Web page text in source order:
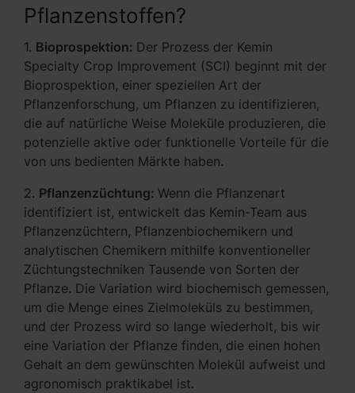
Pflanzenstoffen?
1. Bioprospektion: Der Prozess der Kemin
Specialty Crop Improvement (SCI) beginnt mit der
Bioprospektion, einer speziellen Art der
Pflanzenforschung, um Pflanzen zu identifizieren,
die auf natürliche Weise Moleküle produzieren, die
potenzielle aktive oder funktionelle Vorteile für die
von uns bedienten Märkte haben.
2. Pflanzenzüchtung: Wenn die Pflanzenart
identifiziert ist, entwickelt das Kemin-Team aus
Pflanzenzüchtern, Pflanzenbiochemikern und
analytischen Chemikern mithilfe konventioneller
Züchtungstechniken Tausende von Sorten der
Pflanze. Die Variation wird biochemisch gemessen,
um die Menge eines Zielmoleküls zu bestimmen,
und der Prozess wird so lange wiederholt, bis wir
eine Variation der Pflanze finden, die einen hohen
Gehalt an dem gewünschten Molekül aufweist und
agronomisch praktikabel ist.